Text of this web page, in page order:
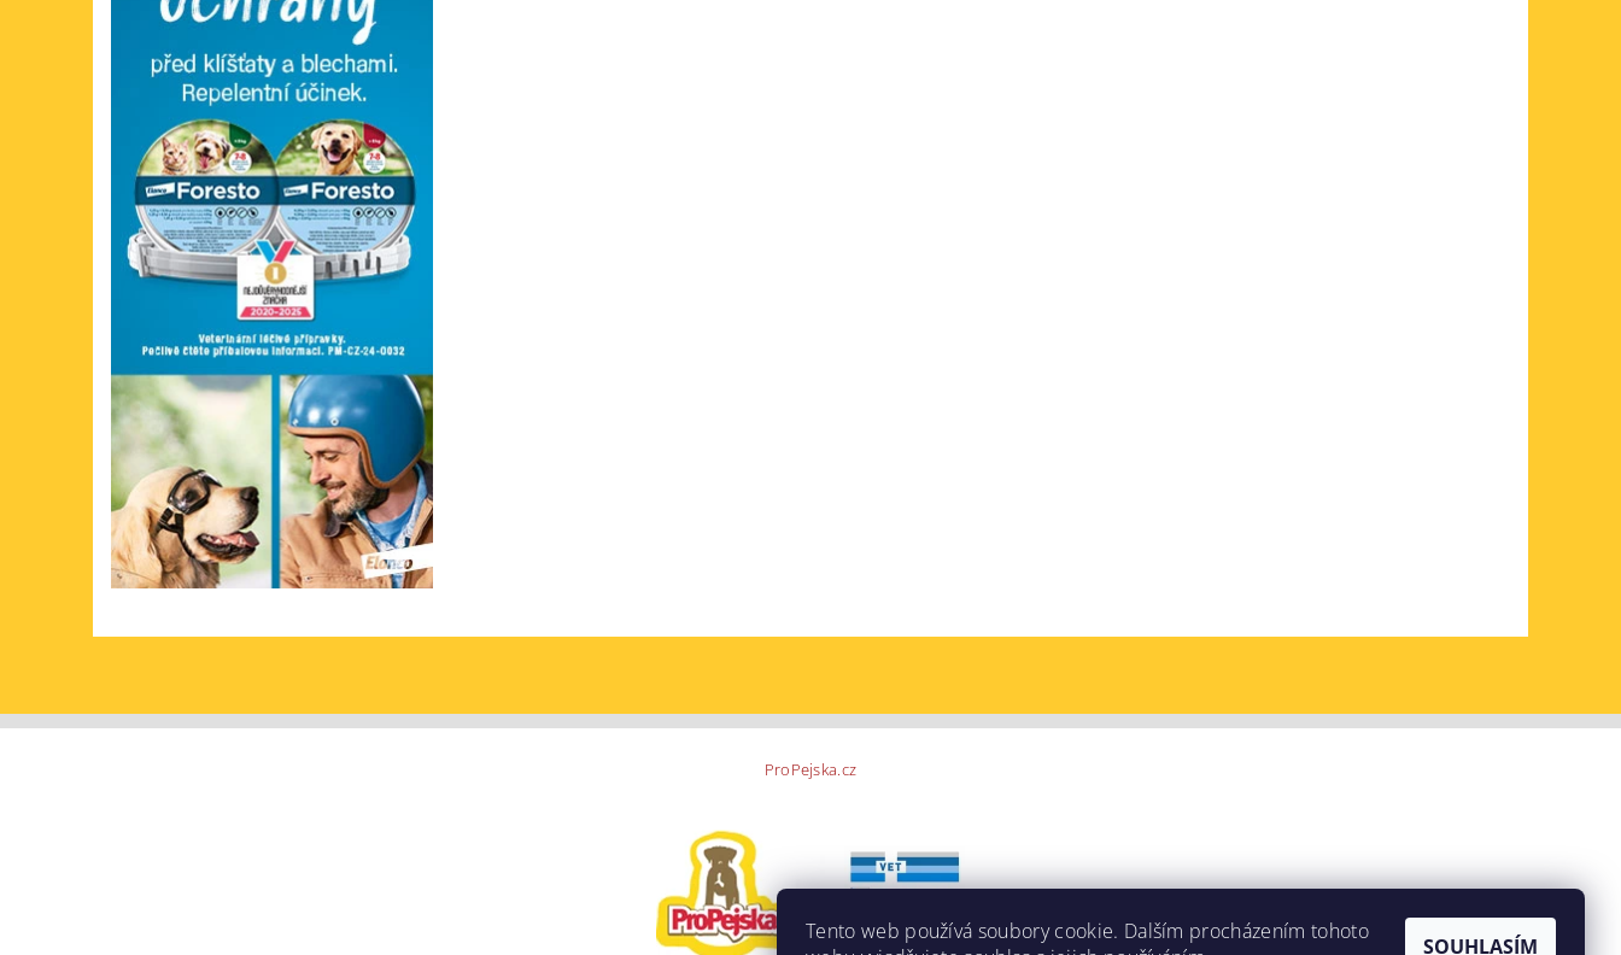
ProPejska.cz
Tento web používá soubory cookie. Dalším procházením tohoto
SOUHLASÍM